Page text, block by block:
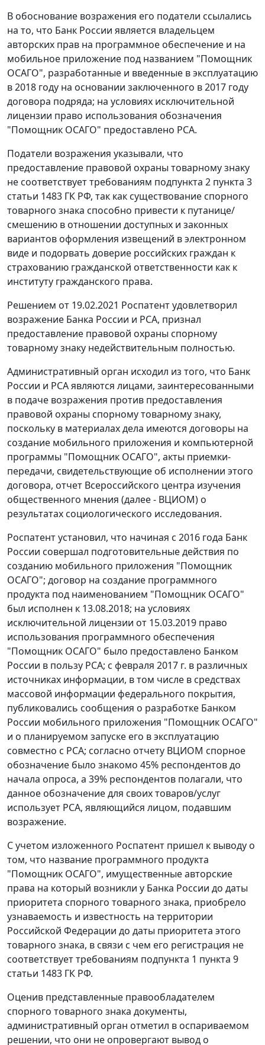
В обоснование возражения его податели ссылались
на то, что Банк России является владельцем
авторских прав на программное обеспечение и на
мобильное приложение под названием "Помощник
ОСАГО", разработанные и введенные в эксплуатацию
в 2018 году на основании заключенного в 2017 году
договора подряда; на условиях исключительной
лицензии право использования обозначения
"Помощник ОСАГО" предоставлено PCА.
Податели возражения указывали, что
предоставление правовой охраны товарному знаку
не соответствует требованиям подпункта 2 пункта 3
статьи 1483 ГК РФ, так как существование спорного
товарного знака способно привести к путанице/
смешению в отношении доступных и законных
вариантов оформления извещений в электронном
виде и подорвать доверие российских граждан к
страхованию гражданской ответственности как к
институту гражданского права.
Решением от 19.02.2021 Роспатент удовлетворил
возражение Банка России и РСА, признал
предоставление правовой охраны спорному
товарному знаку недействительным полностью.
Административный орган исходил из того, что Банк
России и РСА являются лицами, заинтересованными
в подаче возражения против предоставления
правовой охраны спорному товарному знаку,
поскольку в материалах дела имеются договоры на
создание мобильного приложения и компьютерной
программы "Помощник ОСАГО", акты приемки-
передачи, свидетельствующие об исполнении этого
договора, отчет Всероссийского центра изучения
общественного мнения (далее - ВЦИОМ) о
результатах социологического исследования.
Роспатент установил, что начиная с 2016 года Банк
России совершал подготовительные действия по
созданию мобильного приложения "Помощник
ОСАГО"; договор на создание программного
продукта под наименованием "Помощник ОСАГО"
был исполнен к 13.08.2018; на условиях
исключительной лицензии от 15.03.2019 право
использования программного обеспечения
"Помощник ОСАГО" было предоставлено Банком
России в пользу РСА; с февраля 2017 г. в различных
источниках информации, в том числе в средствах
массовой информации федерального покрытия,
публиковались сообщения о разработке Банком
России мобильного приложения "Помощник ОСАГО"
и о планируемом запуске его в эксплуатацию
совместно с РСА; согласно отчету ВЦИОМ спорное
обозначение было знакомо 45% респондентов до
начала опроса, а 39% респондентов полагали, что
данное обозначение для своих товаров/услуг
использует РСА, являющийся лицом, подавшим
возражение.
С учетом изложенного Роспатент пришел к выводу о
том, что название программного продукта
"Помощник ОСАГО", имущественные авторские
права на который возникли у Банка России до даты
приоритета спорного товарного знака, приобрело
узнаваемость и известность на территории
Российской Федерации до даты приоритета этого
товарного знака, в связи с чем его регистрация не
соответствует требованиям подпункта 1 пункта 9
статьи 1483 ГК РФ.
Оценив представленные правообладателем
спорного товарного знака документы,
административный орган отметил в оспариваемом
решении, что они не опровергают вывод о